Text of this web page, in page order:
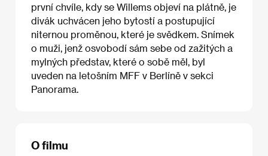
první chvíle, kdy se Willems objeví na plátně, je
divák uchvácen jeho bytostí a postupující
niternou proměnou, které je svědkem. Snímek
o muži, jenž osvobodí sám sebe od zažitých a
mylných představ, které o sobě měl, byl
uveden na letošním MFF v Berlíně v sekci
Panorama.
O filmu